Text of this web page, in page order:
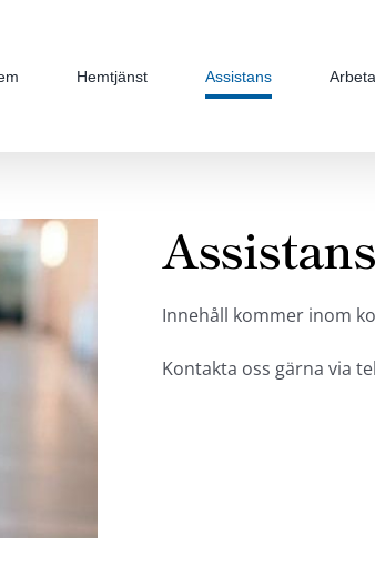
Hemtjänst Assistans
Assistans
Innehåll kommer inom
Kontakta oss gärna via